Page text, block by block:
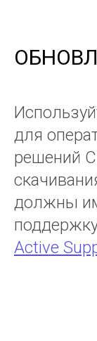
для
решений
должны
Active